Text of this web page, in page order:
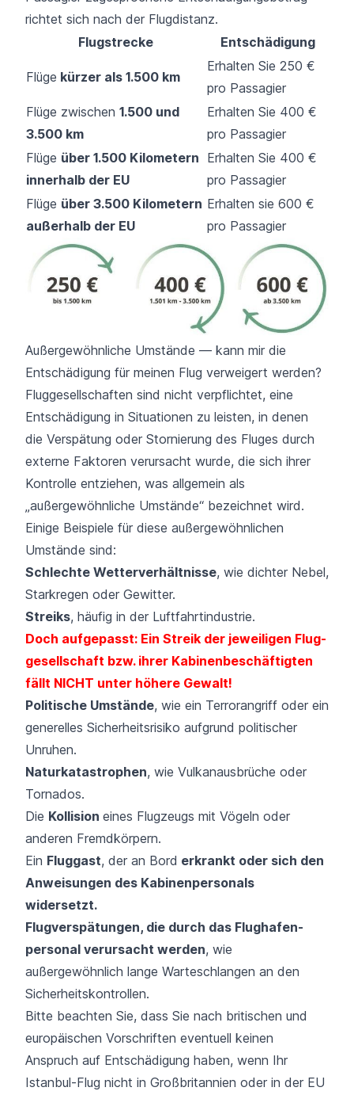
richtet sich nach der Flugdistanz.
Flugstrecke
Entschädigung
Flüge kürzer als 1.500 km
Erhalten Sie 250 €
pro Passagier
Flüge zwischen 1.500 und
3.500 km
Erhalten Sie 400 €
pro Passagier
Flüge über 1.500 Kilometern
innerhalb der EU
Erhalten Sie 400 €
pro Passagier
Flüge über 3.500 Kilometern
außerhalb der EU
Erhalten sie 600 €
pro Passagier
Außergewöhnliche Umstände — kann mir die
Entschädigung für meinen Flug verweigert werden?
Fluggesellschaften sind nicht verpflichtet, eine
Entschädigung in Situationen zu leisten, in denen
die Verspätung oder Stornierung des Fluges durch
externe Faktoren verursacht wurde, die sich ihrer
Kontrolle entziehen, was allgemein als
„außergewöhnliche Umstände“ bezeichnet wird.
Einige Beispiele für diese außergewöhnlichen
Umstände sind:
Schlechte Wetterverhältnisse, wie dichter Nebel,
Starkregen oder Gewitter.
Streiks, häufig in der Luftfahrtindustrie.
Doch aufgepasst: Ein Streik der jeweiligen Flug­
gesellschaft bzw. ihrer Kabinen­beschäftigten
fällt NICHT unter höhere Gewalt!
Politische Umstände, wie ein Terrorangriff oder ein
generelles Sicherheitsrisiko aufgrund politischer
Unruhen.
Naturkatastrophen, wie Vulkanausbrüche oder
Tornados.
Die Kollision eines Flugzeugs mit Vögeln oder
anderen Fremdkörpern.
Ein Fluggast, der an Bord erkrankt oder sich den
Anweisungen des Kabinen­personals
widersetzt.
Flugverspätungen, die durch das Flughafen­
personal verursacht werden, wie
außergewöhnlich lange Warte­schlangen an den
Sicherheitskontrollen.
Bitte beachten Sie, dass Sie nach britischen und
europäischen Vorschriften eventuell keinen
Anspruch auf Entschädigung haben, wenn Ihr
Istanbul-Flug nicht in Großbritannien oder in der EU